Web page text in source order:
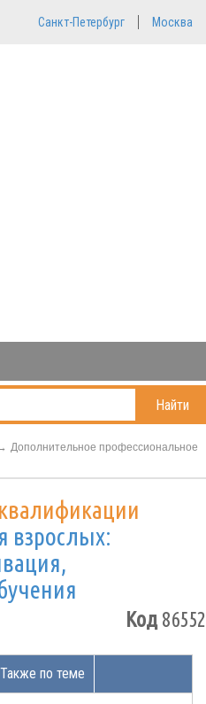
Санкт-Петербург Москва
Найти
Дополнительное профессиональное
взрослых:
Код86552
Также по теме